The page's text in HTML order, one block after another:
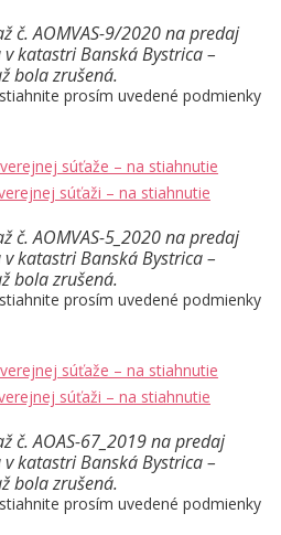
č. AOMVAS-9/2020 na predaj
katastri Banská Bystrica –
bola zrušená.
prosím uvedené podmienky
súťaže – na stiahnutie
súťaži – na stiahnutie
č. AOMVAS-5_2020 na predaj
katastri Banská Bystrica –
bola zrušená.
prosím uvedené podmienky
súťaže – na stiahnutie
súťaži – na stiahnutie
č. AOAS-67_2019 na predaj
katastri Banská Bystrica –
bola zrušená.
prosím uvedené podmienky